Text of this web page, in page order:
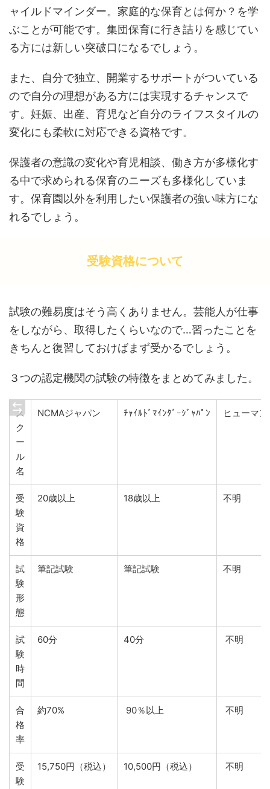
ャイルドマインダー。家庭的な保育とは何か？を学
ぶことが可能です。集団保育に行き詰りを感じてい
る方には新しい突破口になるでしょう。
また、自分で独立、開業するサポートがついている
ので自分の理想がある方には実現するチャンスで
す。妊娠、出産、育児など自分のライフスタイルの
変化にも柔軟に対応できる資格です。
保護者の意識の変化や育児相談、働き方が多様化す
る中で求められる保育のニーズも多様化していま
す。保育園以外を利用したい保護者の強い味方にな
れるでしょう。
受験資格について
試験の難易度はそう高くありません。芸能人が仕事
をしながら、取得したくらいなので…習ったことを
きちんと復習しておけばまず受かるでしょう。
３つの認定機関の試験の特徴をまとめてみました。
ス
ク
ー
ル
名
NCMAジャパン ﾁｬｲﾙﾄﾞﾏｲﾝﾀﾞｰｼﾞｬﾊﾟﾝ ヒューマ
受
験
資
格
20歳以上 18歳以上 不明
試
験
形
態
筆記試験 筆記試験 不明
試
験
時
間
60分 40分 不明
合
格
率
約70% 90％以上 不明
受
験
15,750円（税込） 10,500円（税込） 不明